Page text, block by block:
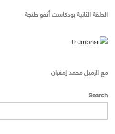
الحلقة الثانية بودكاست أنفو طنجة
مع الزميل محمد إمغران
Search